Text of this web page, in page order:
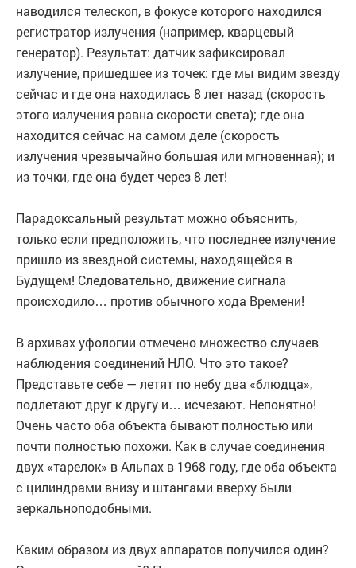
наводился телескоп, в фокусе которого находился
регистратор излучения (например, кварцевый
генератор). Результат: датчик зафиксировал
излучение, пришедшее из точек: где мы видим звезду
сейчас и где она находилась 8 лет назад (скорость
этого излучения равна скорости света); где она
находится сейчас на самом деле (скорость
излучения чрезвычайно большая или мгновенная); и
из точки, где она будет через 8 лет!
Парадоксальный результат можно объяснить,
только если предположить, что последнее излучение
пришло из звездной системы, находящейся в
Будущем! Следовательно, движение сигнала
происходило… против обычного хода Времени!
В архивах уфологии отмечено множество случаев
наблюдения соединений НЛО. Что это такое?
Представьте себе — летят по небу два «блюдца»,
подлетают друг к другу и… исчезают. Непонятно!
Очень часто оба объекта бывают полностью или
почти полностью похожи. Как в случае соединения
двух «тарелок» в Альпах в 1968 году, где оба объекта
с цилиндрами внизу и штангами вверху были
зеркальноподобными.
Каким образом из двух аппаратов получился один?